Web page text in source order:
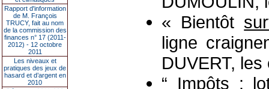
Rapport d'information
de M. François
TRUCY, fait au nom
de la commission des
finances n° 17 (2011-
2012) - 12 octobre
2011
Les niveaux et
pratiques des jeux de
hasard et d’argent en
2010
« Bientôt
ligne
DUVERT,
“ Impôts :